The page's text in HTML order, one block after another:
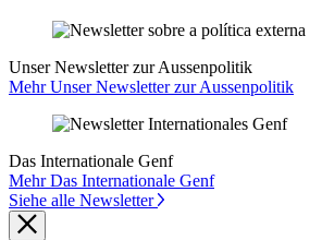
Unser Newsletter zur Aussenpolitik
Mehr Unser Newsletter zur Aussenpolitik
Das Internationale Genf
Mehr Das Internationale Genf
Siehe alle Newsletter